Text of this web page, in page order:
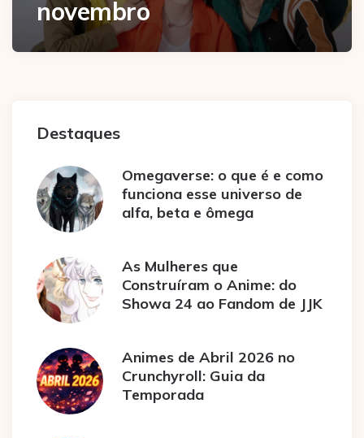
novembro
Destaques
Omegaverse: o que é e como
funciona esse universo de
alfa, beta e ômega
As Mulheres que
Construíram o Anime: do
Showa 24 ao Fandom de JJK
Animes de Abril 2026 no
Crunchyroll: Guia da
Temporada